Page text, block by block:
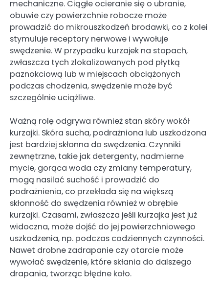
mechaniczne. Ciągłe ocieranie się o ubranie,
obuwie czy powierzchnie robocze może
prowadzić do mikrouszkodzeń brodawki, co z kolei
stymuluje receptory nerwowe i wywołuje
swędzenie. W przypadku kurzajek na stopach,
zwłaszcza tych zlokalizowanych pod płytką
paznokciową lub w miejscach obciążonych
podczas chodzenia, swędzenie może być
szczególnie uciążliwe.
Ważną rolę odgrywa również stan skóry wokół
kurzajki. Skóra sucha, podrażniona lub uszkodzona
jest bardziej skłonna do swędzenia. Czynniki
zewnętrzne, takie jak detergenty, nadmierne
mycie, gorąca woda czy zmiany temperatury,
mogą nasilać suchość i prowadzić do
podrażnienia, co przekłada się na większą
skłonność do swędzenia również w obrębie
kurzajki. Czasami, zwłaszcza jeśli kurzajka jest już
widoczna, może dojść do jej powierzchniowego
uszkodzenia, np. podczas codziennych czynności.
Nawet drobne zadrapanie czy otarcie może
wywołać swędzenie, które skłania do dalszego
drapania, tworząc błędne koło.